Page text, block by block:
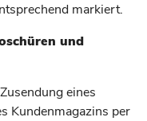
markiert.
und
eines
Kundenmagazins per